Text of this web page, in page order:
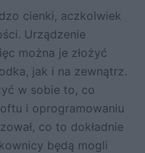
cienki, aczkolwiek
Urządzenie
można je złożyć
jak i na zewnątrz.
w sobie to, co
i oprogramowaniu
co to dokładnie
będą mogli